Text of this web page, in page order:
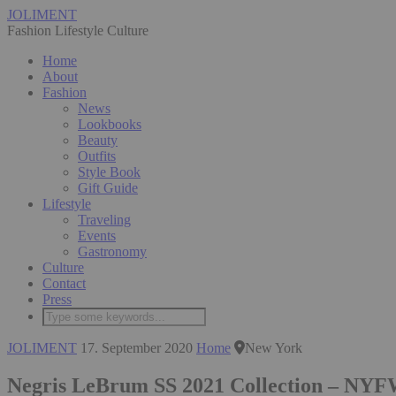
JOLIMENT
Fashion Lifestyle Culture
Home
About
Fashion
News
Lookbooks
Beauty
Outfits
Style Book
Gift Guide
Lifestyle
Traveling
Events
Gastronomy
Culture
Contact
Press
JOLIMENT 17. September 2020 Home New York
Negris LeBrum SS 2021 Collection –